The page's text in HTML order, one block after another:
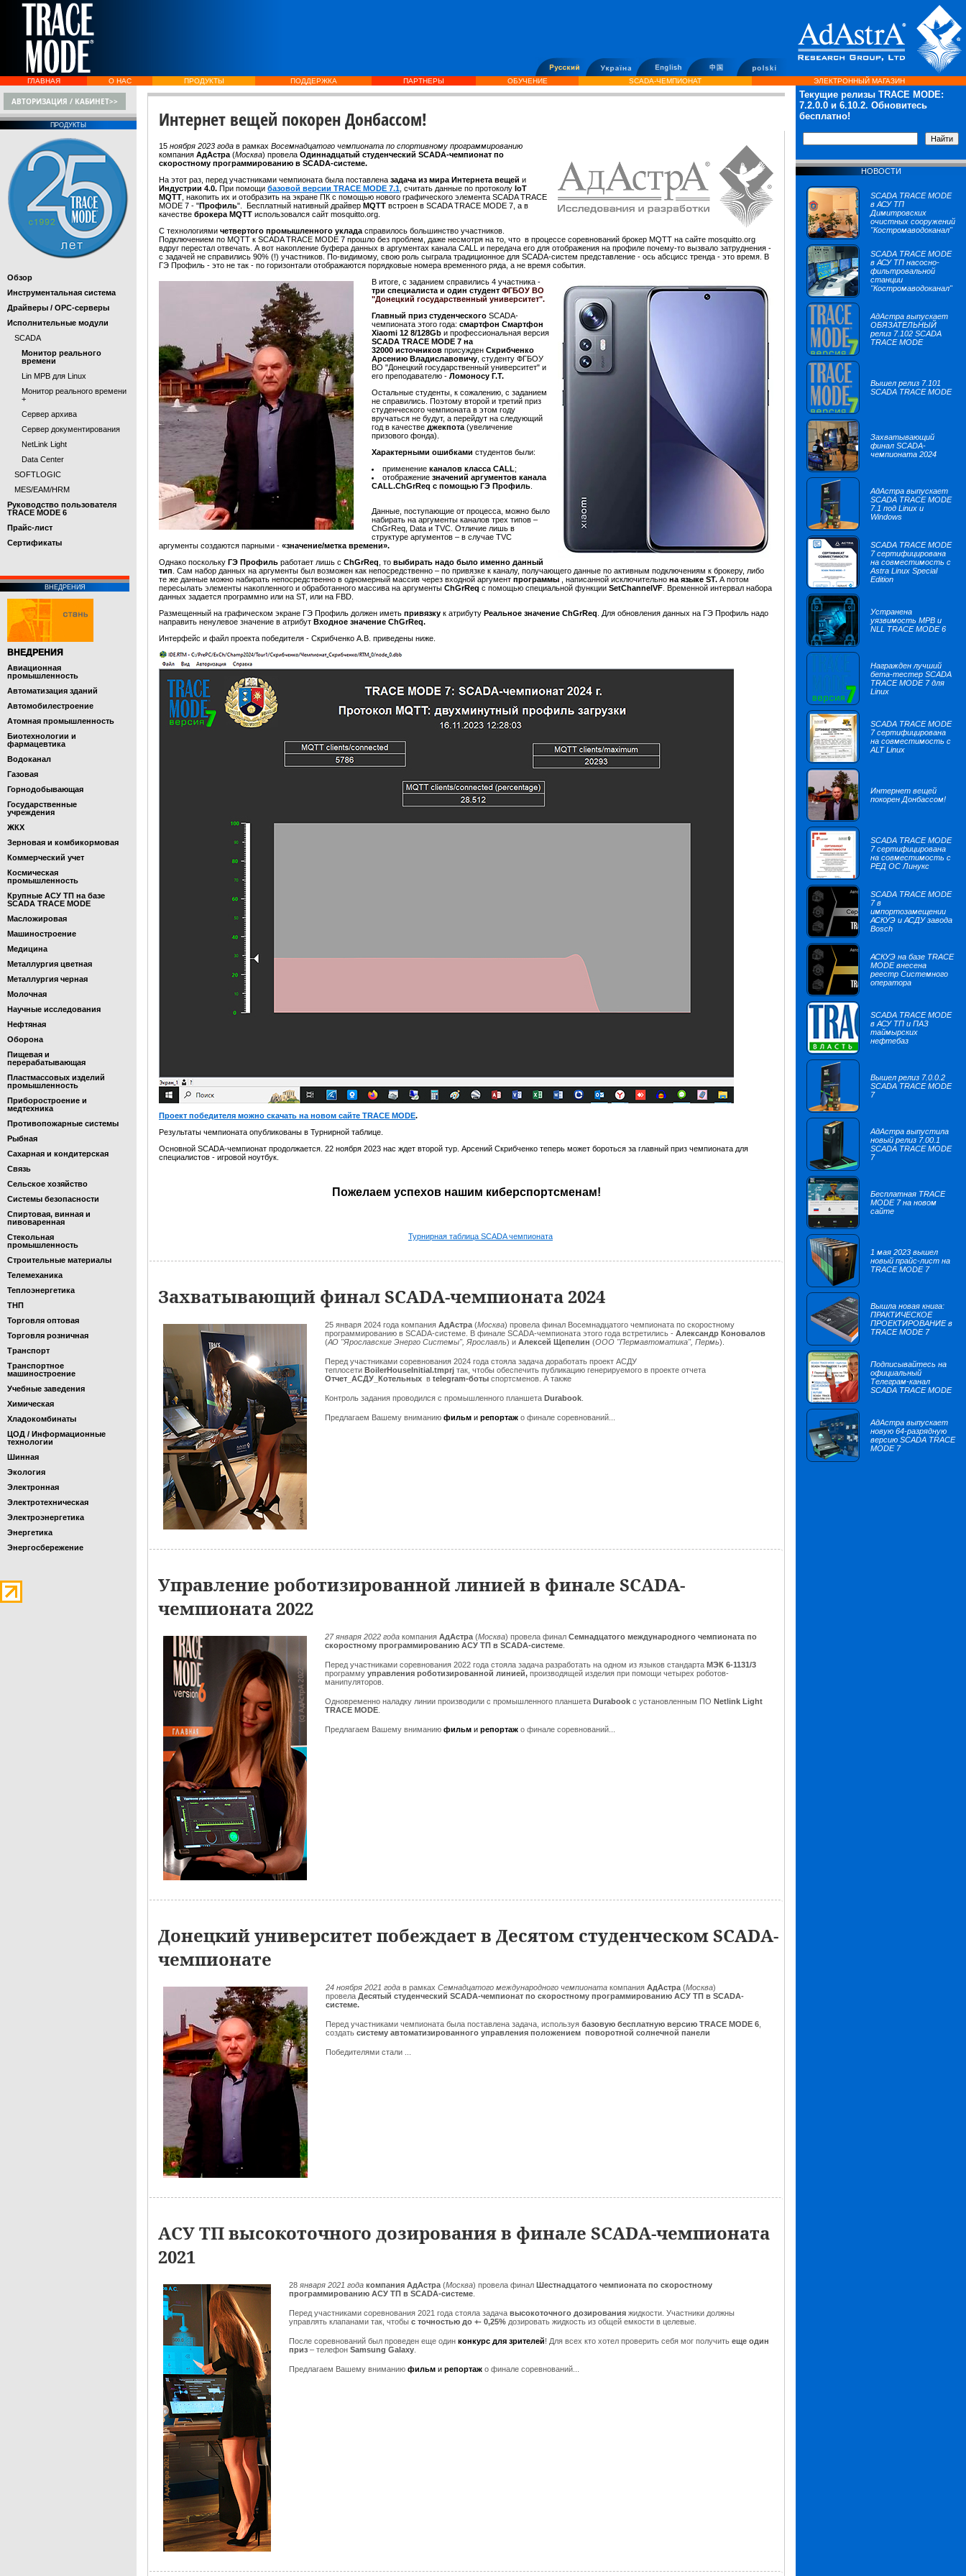
ГЛАВНАЯ О НАС ПРОДУКТЫ ПОДДЕРЖКА ПАРТНЕРЫ ОБУЧЕНИЕ SCADA-ЧЕМПИОНАТ ЭЛЕКТРОННЫЙ МАГАЗИН
АВТОРИЗАЦИЯ / КАБИНЕТ>>
ПРОДУКТЫ
Обзор
Инструментальная система
Драйверы / OPC-серверы
Исполнительные модули
SCADA
Монитор реального
времени
Lin МРВ для Linux
Монитор реального времени
+
Сервер архива
Сервер документирования
NetLink Light
Data Center
SOFTLOGIC
MES/EAM/HRM
Руководство пользователя
TRACE MODE 6
Прайс-лист
Cертификаты
ВНЕДРЕНИЯ
ВНЕДРЕНИЯ
Авиационная
промышленность
Автоматизация зданий
Автомобилестроение
Атомная промышленность
Биотехнологии и
фармацевтика
Водоканал
Газовая
Горнодобывающая
Государственные
учреждения
ЖКХ
Зерновая и комбикормовая
Коммерческий учет
Космическая
промышленность
Крупные АСУ ТП на базе
SCADA TRACE MODE
Масложировая
Машиностроение
Медицина
Металлургия цветная
Металлургия черная
Молочная
Научные исследования
Нефтяная
Оборона
Пищевая и
перерабатывающая
Пластмассовых изделий
промышленность
Приборостроение и
медтехника
Противопожарные системы
Рыбная
Сахарная и кондитерская
Связь
Сельское хозяйство
Системы безопасности
Спиртовая, винная и
пивоваренная
Стекольная
промышленность
Строительные материалы
Телемеханика
Теплоэнергетика
ТНП
Торговля оптовая
Торговля розничная
Транспорт
Транспортное
машиностроение
Учебные заведения
Химическая
Хладокомбинаты
ЦОД / Информационные
технологии
Шинная
Экология
Электронная
Электротехническая
Электроэнергетика
Энергетика
Энергосбережение
Интернет вещей покорен Донбассом!
15 ноября 2023 года в рамках Восемнадцатого чемпионата по спортивному программированию
компания АдАстра (Москва) провела Одиннадцатый студенческий SCADA-чемпионат по
скоростному программированию в SCADA-системе.
На этот раз, перед участниками чемпионата была поставлена задача из мира Интернета вещей и
Индустрии 4.0. При помощи базовой версии TRACE MODE 7.1 , считать данные по протоколу IoT
MQTT , накопить их и отобразить на экране ПК с помощью нового графического элемента SCADA TRACE
MODE 7 - "Профиль". Бесплатный нативный драйвер MQTT встроен в SCADA TRACE MODE 7, а в
качестве брокера MQTT использовался сайт mosquitto.org.
С технологиями четвертого промышленного уклада справилось большинство участников.
Подключением по MQTT к SCADA TRACE MODE 7 прошло без проблем, даже несмотря на то, что в процессе соревнований брокер MQTT на сайте mosquitto.org
вдруг перестал отвечать. А вот накопление буфера данных в аргументах канала CALL и передача его для отображения на профиле почему-то вызвало затруднения -
с задачей не справились 90% (!) участников. По-видимому, свою роль сыграла традиционное для SCADA-систем представление - ось абсцисс тренда - это время. В
ГЭ Профиль - это не так - по горизонтали отображаются порядковые номера временного ряда, а не время события.
В итоге, с заданием справились 4 участника -
три специалиста и один студент ФГБОУ ВО
"Донецкий государственный университет".
Главный приз студенческого SCADA-
чемпионата этого года: смартфон Смартфон
Xiaomi 12 8/128Gb и профессиональная версия
SCADA TRACE MODE 7 на
32000 источников присужден Скрибченко
Арсению Владиславовичу , студенту ФГБОУ
ВО "Донецкий государственный университет" и
его преподавателю - Ломоносу Г.Т.
Остальные студенты, к сожалению, с заданием
не справились. Поэтому второй и третий приз
студенческого чемпионата в этом году
вручаться не будут, а перейдут на следующий
год в качестве джекпота (увеличение
призового фонда).
Характерными ошибками студентов были:
применение каналов класса CALL;
отображение значений аргументов канала
CALL.ChGrReq с помощью ГЭ Профиль
Данные, поступающие от процесса, можно было
набирать на аргументы каналов трех типов –
ChGrReq, Data и TVC. Отличие лишь в
структуре аргументов – в случае TVC
аргументы создаются парными - «значение/метка времени».
Однако поскольку ГЭ Профиль работает лишь с ChGrReq , то выбирать надо было именно данный
тип . Сам набор данных на аргументы был возможен как непосредственно – по привязке к каналу, получающего данные по активным подключениям к брокеру, либо
те же данные можно набирать непосредственно в одномерный массив через входной аргумент программы , написанной исключительно на языке ST. А потом
пересылать элементы накопленного и обработанного массива на аргументы ChGrReq с помощью специальной функции SetChannelVF . Временной интервал набора
данных задается программно или на ST, или на FBD.
Размещенный на графическом экране ГЭ Профиль должен иметь привязку к атрибуту Реальное значение ChGrReq . Для обновления данных на ГЭ Профиль надо
направить ненулевое значение в атрибут Входное значение ChGrReq.
Интерфейс и файл проекта победителя - Скрибченко А.В. приведены ниже.
Проект победителя можно скачать на новом сайте TRACE MODE.
Результаты чемпионата опубликованы в Турнирной таблице.
Основной SCADA-чемпионат продолжается. 22 ноября 2023 нас ждет второй тур. Арсений Скрибченко теперь может бороться за главный приз чемпионата для
специалистов - игровой ноутбук.
Пожелаем успехов нашим киберспортсменам!
Турнирная таблица SCADA чемпионата
Захватывающий финал SCADA-чемпионата 2024
25 января 2024 года компания АдАстра (Москва) провела финал Восемнадцатого чемпионата по скоростному
программированию в SCADA-системе. В финале SCADA-чемпионата этого года встретились - Александр Коновалов
(АО "Ярославские Энерго Системы", Ярославль) и Алексей Щепелин (ООО "Пермавтоматика", Пермь).
Перед участниками соревнования 2024 года стояла задача доработать проект АСДУ
теплосети BoilerHouseInitial.tmprj так, чтобы обеспечить публикацию генерируемого в проекте отчета
Отчет_АСДУ_Котельных в telegram-боты спортсменов. А также
Контроль задания проводился с промышленного планшета Durabook
Предлагаем Вашему вниманию фильм и репортаж о финале соревнований...
Управление роботизированной линией в финале SCADA-
чемпионата 2022
27 января 2022 года компания АдАстра (Москва) провела финал Семнадцатого международного чемпионата по
скоростному программированию АСУ ТП в SCADA-системе
Перед участниками соревнования 2022 года стояла задача разработать на одном из языков стандарта МЭК 6-1131/3
программу управления роботизированной линией, производящей изделия при помощи четырех роботов-
манипуляторов.
Одновременно наладку линии производили с промышленного планшета Durabook с установленным ПО Netlink Light
TRACE MODE
Предлагаем Вашему вниманию фильм и репортаж о финале соревнований...
Донецкий университет побеждает в Десятом студенческом SCADA-
чемпионате
24 ноября 2021 года в рамках Семнадцатого международного чемпионата компания АдАстра (Москва)
провела Десятый студенческий SCADA-чемпионат по скоростному программированию АСУ ТП в SCADA-
системе.
Перед участниками чемпионата была поставлена задача, используя базовую бесплатную версию TRACE MODE 6
создать систему автоматизированного управления положением поворотной солнечной панели
Победителями стали ...
АСУ ТП высокоточного дозирования в финале SCADA-чемпионата
2021
28 января 2021 года компания АдАстра (Москва) провела финал Шестнадцатого чемпионата по скоростному
программированию АСУ ТП в SCADA-системе
Перед участниками соревнования 2021 года стояла задача высокоточного дозирования жидкости. Участники должны
управлять клапанами так, чтобы с точностью до +- 0,25% дозировать жидкость из общей емкости в целевые.
После соревнований был проведен еще один конкурс для зрителей! Для всех кто хотел проверить себя мог получить еще один
приз – телефон Samsung Galaxy
Предлагаем Вашему вниманию фильм и репортаж о финале соревнований...
Текущие релизы TRACE MODE:
7.2.0.0 и 6.10.2. Обновитесь
бесплатно!
НОВОСТИ
SCADA TRACE MODE
в АСУ ТП
Димитровских
очистных сооружений
"Костромаводоканал"
SCADA TRACE MODE
в АСУ ТП насосно-
фильтровальной
станции
"Костромаводоканал"
АдАстра выпускает
ОБЯЗАТЕЛЬНЫЙ
релиз 7.102 SCADA
TRACE MODE
Вышел релиз 7.101
SCADA TRACE MODE
Захватывающий
финал SCADA-
чемпионата 2024
АдАстра выпускает
SCADA TRACE MODE
7.1 под Linux и
Windows
SCADA TRACE MODE
7 сертифицирована
на совместимость с
Astra Linux Special
Edition
Устранена
уязвимость МРВ и
NLL TRACE MODE 6
Награжден лучший
бета-тестер SCADA
TRACE MODE 7 для
Linux
SCADA TRACE MODE
7 сертифицирована
на совместимость с
ALT Linux
Интернет вещей
покорен Донбассом!
SCADA TRACE MODE
7 сертифицирована
на совместимость с
РЕД ОС Линукс
SCADA TRACE MODE
7 в
импортозамещении
АСКУЭ и АСДУ завода
Bosch
АСКУЭ на базе TRACE
MODE внесена
реестр Системного
оператора
SCADA TRACE MODE
в АСУ ТП и ПАЗ
таймырских
нефтебаз
Вышел релиз 7.0.0.2
SCADA TRACE MODE
7
АдАстра выпустила
новый релиз 7.00.1
SCADA TRACE MODE
7
Бесплатная TRACE
MODE 7 на новом
сайте
1 мая 2023 вышел
новый прайс-лист на
TRACE MODE 7
Вышла новая книга:
ПРАКТИЧЕСКОЕ
ПРОЕКТИРОВАНИЕ в
TRACE MODE 7
Подписывайтесь на
официальный
Телеграм-канал
SCADA TRACE MODE
АдАстра выпускает
новую 64-разрядную
версию SCADA TRACE
MODE 7